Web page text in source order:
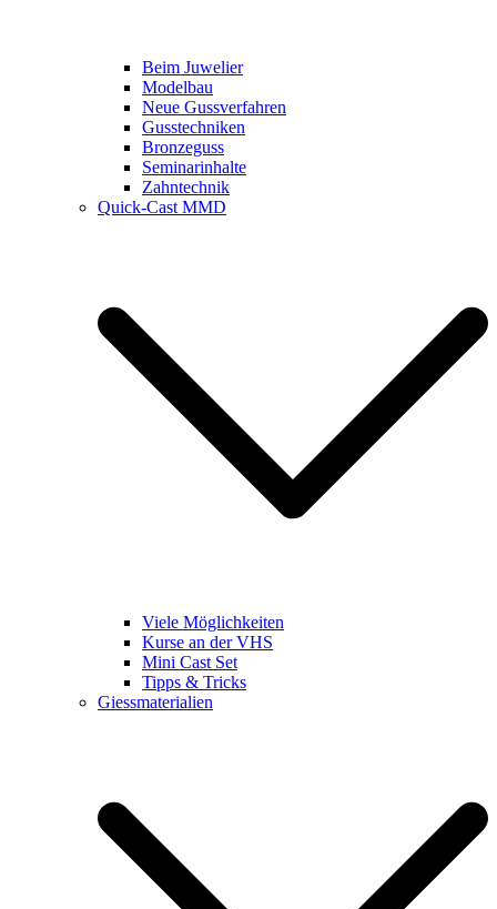
Beim Juwelier
Modelbau
Neue Gussverfahren
Gusstechniken
Bronzeguss
Seminarinhalte
Zahntechnik
Quick-Cast MMD
Viele Möglichkeiten
Kurse an der VHS
Mini Cast Set
Tipps & Tricks
Giessmaterialien